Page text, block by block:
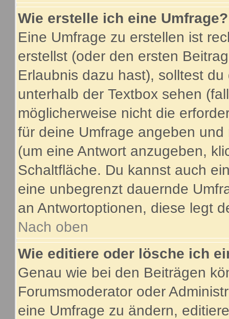
Wie erstelle ich eine Umfrage?
Eine Umfrage zu erstellen ist
erstellst (oder den ersten
Erlaubnis dazu hast), solltest
unterhalb der Textbox sehen
möglicherweise nicht die
für deine Umfrage angeben
(um eine Antwort anzugeben,
Schaltfläche. Du kannst auch
eine unbegrenzt dauernde
an Antwortoptionen, diese legt
Nach oben
Wie editiere oder lösche ich
Genau wie bei den Beiträgen
Forumsmoderator oder
eine Umfrage zu ändern,